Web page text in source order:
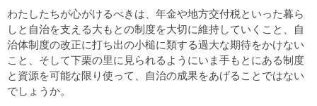
わたしたちが心がけるべきは、年金や地方交付税といった暮ら
しと自治を支える大もとの制度を大切に維持していくこと、自
治体制度の改正に打ち出の小槌に類する過大な期待をかけない
こと、そして下栗の里に見られるようにいま手もとにある制度
と資源を可能な限り使って、自治の成果をあげることではない
でしょうか。